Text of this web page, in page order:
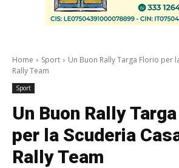
Home Sport
Un Buon Rally Targa Florio per
Rally Team
Sport
Un Buon Rally
per la Scuderia
Rally Team